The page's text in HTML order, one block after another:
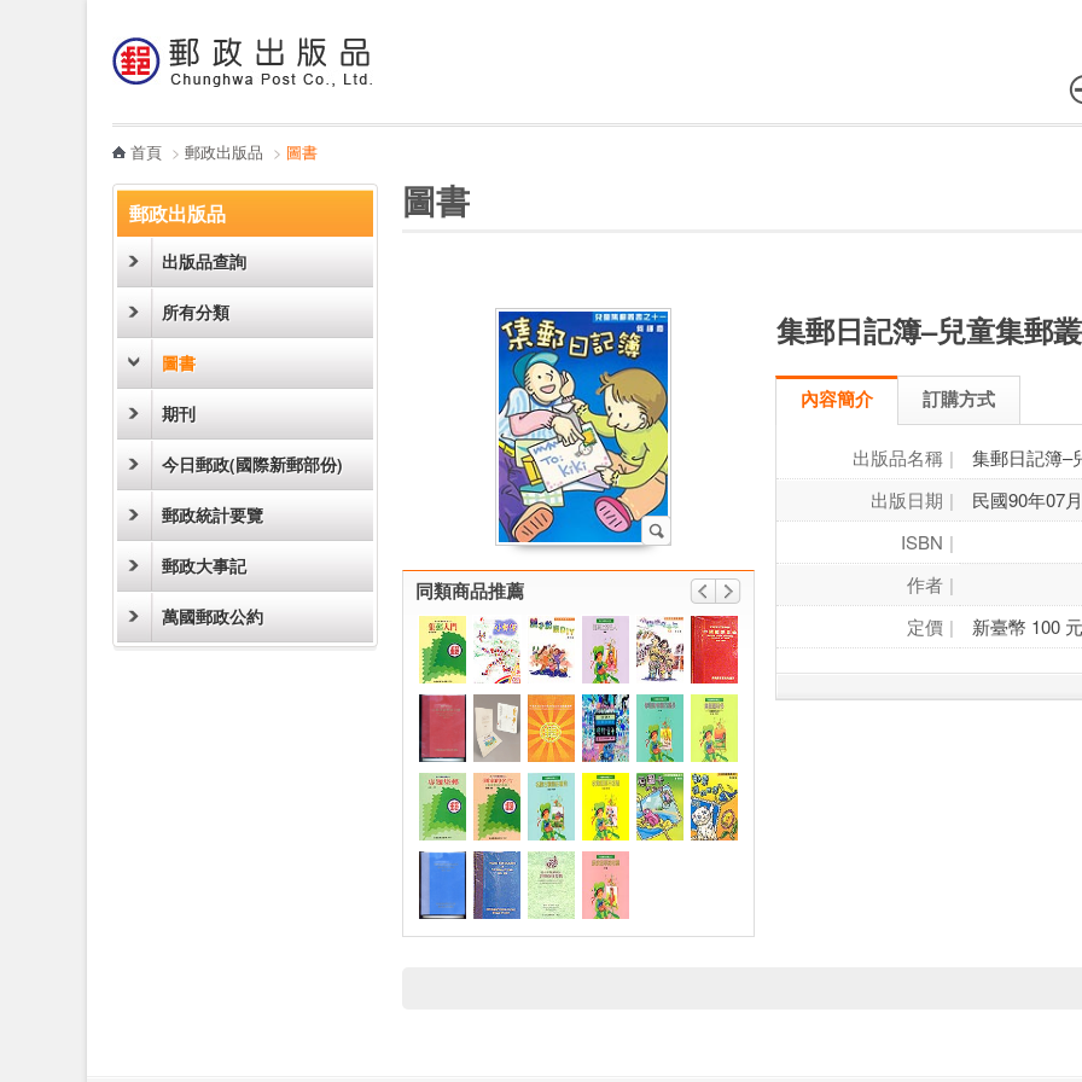
哪裡買
首頁 > 郵政出版品 > 圖書
郵政出版品
出版品查詢
所有分類
圖書
期刊
今日郵政(國際新郵部份)
郵政統計要覽
郵政大事記
萬國郵政公約
圖書
同類商品推薦
集郵日記簿–兒童集郵
內容簡介 訂購方式
出版品名稱
集郵日記簿–
出版日期
民國90年07
ISBN
作者
定價
新臺幣 100 元